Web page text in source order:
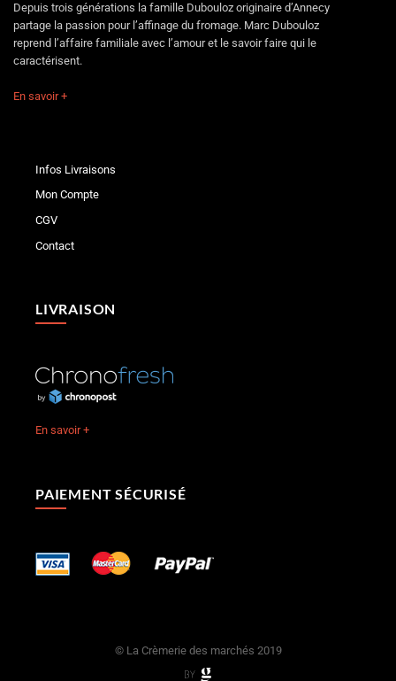
Depuis trois générations la famille Dubouloz originaire d’Annecy
partage la passion pour l’affinage du fromage. Marc Dubouloz
reprend l’affaire familiale avec l’amour et le savoir faire qui le
caractérisent.
En savoir +
Infos Livraisons
Mon Compte
CGV
Contact
LIVRAISON
En savoir +
PAIEMENT SÉCURISÉ
© La Crèmerie des marchés 2019